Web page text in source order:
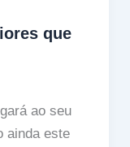
que
ao seu
ainda este